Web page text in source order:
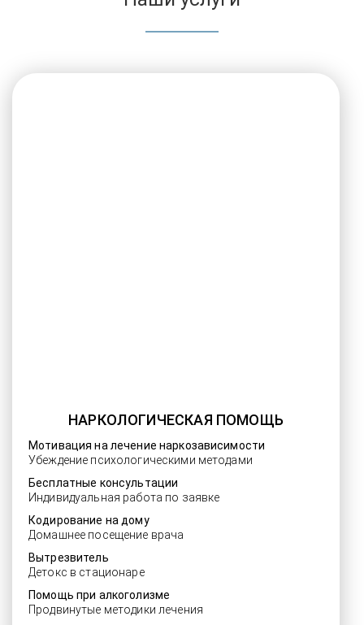
НАРКОЛОГИЧЕСКАЯ ПОМОЩЬ
Мотивация на лечение наркозависимости
Убеждение психологическими методами
Бесплатные консультации
Индивидуальная работа по заявке
Кодирование на дому
Домашнее посещение врача
Вытрезвитель
Детокс в стационаре
Помощь при алкоголизме
Продвинутые методики лечения